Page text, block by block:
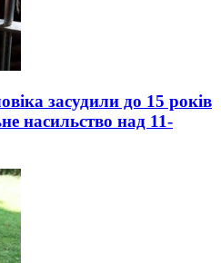
засудили до 15 років
насильство над 11-